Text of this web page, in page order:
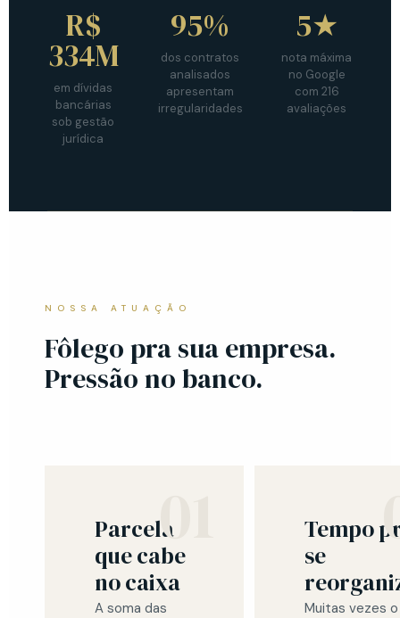
R$
334M
em dívidas
bancárias
sob gestão
jurídica
95%
dos contratos
analisados
apresentam
irregularidades
5★
nota máxima
no Google
com 216
avaliações
NOSSA ATUAÇÃO
Fôlego pra sua empresa.
Pressão no banco.
01
Parcela
que cabe
no caixa
A soma das
Tempo
se
Muitas vezes